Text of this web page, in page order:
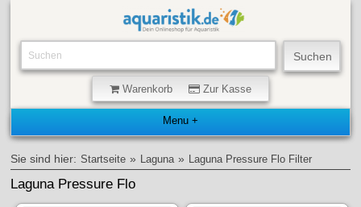
Warenkorb Zur Kasse
Sie sind hier: Startseite » Laguna » Laguna Pressure Flo Filter
Laguna Pressure Flo